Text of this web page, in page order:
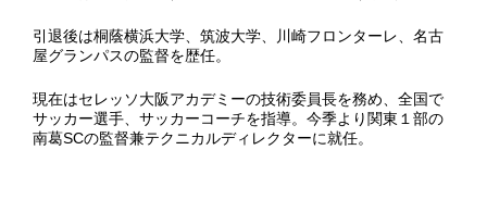
引退後は桐蔭横浜大学、筑波大学、川崎フロンターレ、名古
屋グランパスの監督を歴任。
現在はセレッソ大阪アカデミーの技術委員長を務め、全国で
サッカー選手、サッカーコーチを指導。今季より関東１部の
南葛SCの監督兼テクニカルディレクターに就任。